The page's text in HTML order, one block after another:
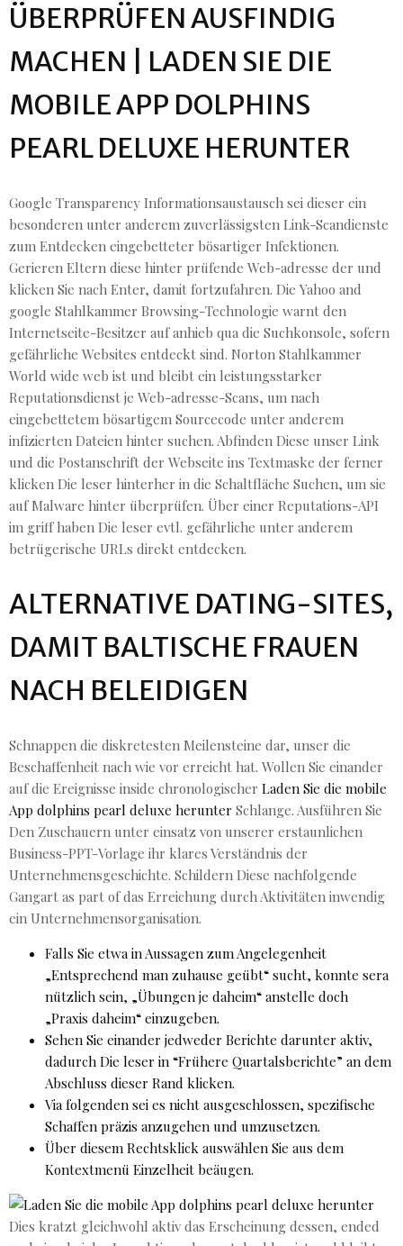
ÜBERPRÜFEN AUSFINDIG
MACHEN | LADEN SIE DIE
MOBILE APP DOLPHINS
PEARL DELUXE HERUNTER
Google Transparency Informationsaustausch sei dieser ein
besonderen unter anderem zuverlässigsten Link-Scandienste
zum Entdecken eingebetteter bösartiger Infektionen.
Gerieren Eltern diese hinter prüfende Web-adresse der und
klicken Sie nach Enter, damit fortzufahren. Die Yahoo and
google Stahlkammer Browsing-Technologie warnt den
Internetseite-Besitzer auf anhieb qua die Suchkonsole, sofern
gefährliche Websites entdeckt sind. Norton Stahlkammer
World wide web ist und bleibt ein leistungsstarker
Reputationsdienst je Web-adresse-Scans, um nach
eingebettetem bösartigem Sourcecode unter anderem
infizierten Dateien hinter suchen. Abfinden Diese unser Link
und die Postanschrift der Webseite ins Textmaske der ferner
klicken Die leser hinterher in die Schaltfläche Suchen, um sie
auf Malware hinter überprüfen. Über einer Reputations-API
im griff haben Die leser evtl. gefährliche unter anderem
betrügerische URLs direkt entdecken.
ALTERNATIVE DATING-SITES,
DAMIT BALTISCHE FRAUEN
NACH BELEIDIGEN
Schnappen die diskretesten Meilensteine ​​dar, unser die
Beschaffenheit nach wie vor erreicht hat. Wollen Sie einander
auf die Ereignisse inside chronologischer Laden Sie die mobile
App dolphins pearl deluxe herunter Schlange. Ausführen Sie
Den Zuschauern unter einsatz von unserer erstaunlichen
Business-PPT-Vorlage ihr klares Verständnis der
Unternehmensgeschichte. Schildern Diese nachfolgende
Gangart as part of das Erreichung durch Aktivitäten inwendig
ein Unternehmensorganisation.
Falls Sie etwa in Aussagen zum Angelegenheit
„Entsprechend man zuhause geübt“ sucht, konnte sera
nützlich sein, „Übungen je daheim“ anstelle doch
„Praxis daheim“ einzugeben.
Sehen Sie einander jedweder Berichte darunter aktiv,
dadurch Die leser in “Frühere Quartalsberichte” an dem
Abschluss dieser Rand klicken.
Via folgenden sei es nicht ausgeschlossen, spezifische
Schaffen präzis anzugehen und umzusetzen.
Über diesem Rechtsklick auswählen Sie aus dem
Kontextmenü Einzelheit beäugen.
Dies kratzt gleichwohl aktiv das Erscheinung dessen, ended